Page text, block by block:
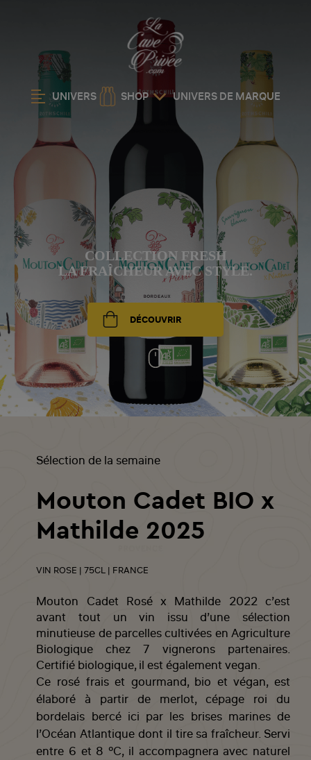
UNIVERS SHOP UNIVERS DE MARQUE
COLLECTION FRESH
LA FRAÎCHEUR AVEC STYLE.
DÉCOUVRIR
Sélection de la semaine
Mouton Cadet BIO x
Mathilde 2025
VIN ROSE | 75CL | FRANCE
Mouton Cadet Rosé x Mathilde 2022 c’est
avant tout un vin issu d’une sélection
minutieuse de parcelles cultivées en Agriculture
Biologique chez 7 vignerons partenaires.
Certifié biologique, il est également vegan.
Ce rosé frais et gourmand, bio et végan, est
élaboré à partir de merlot, cépage roi du
bordelais bercé ici par les brises marines de
l’Océan Atlantique dont il tire sa fraîcheur. Servi
entre 6 et 8 °C, il accompagnera avec naturel